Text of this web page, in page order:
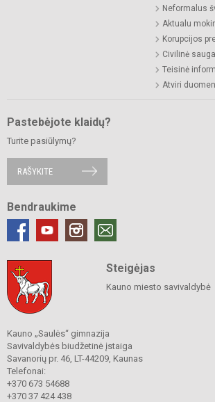
Neformalus
Aktualu
Korupcijos
Civilinė sauga
Teisinė
Atviri
Pastebėjote klaidų?
Turite pasiūlymų?
RAŠYKITE
Bendraukime
Steigėjas
Kauno miesto savivaldybė
Kauno „Saulės“ gimnazija
Savivaldybės biudžetinė įstaiga
Savanorių pr. 46, LT-44209, Kaunas
Telefonai:
+370 673 54688
+370 37 424 438